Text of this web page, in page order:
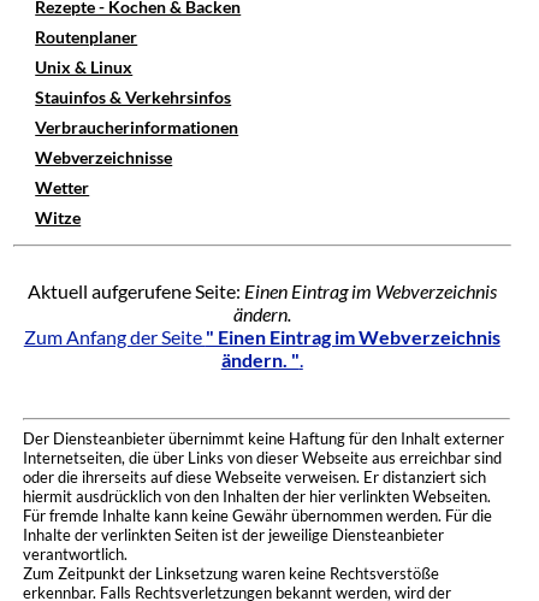
Rezepte - Kochen & Backen
Routenplaner
Unix & Linux
Stauinfos & Verkehrsinfos
Verbraucherinformationen
Webverzeichnisse
Wetter
Witze
Aktuell aufgerufene Seite: Einen Eintrag im Webverzeichnis
ändern.
Zum Anfang der Seite " Einen Eintrag im Webverzeichnis
ändern. ".
Der Diensteanbieter übernimmt keine Haftung für den Inhalt externer
Internetseiten, die über Links von dieser Webseite aus erreichbar sind
oder die ihrerseits auf diese Webseite verweisen. Er distanziert sich
hiermit ausdrücklich von den Inhalten der hier verlinkten Webseiten.
Für fremde Inhalte kann keine Gewähr übernommen werden. Für die
Inhalte der verlinkten Seiten ist der jeweilige Diensteanbieter
verantwortlich.
Zum Zeitpunkt der Linksetzung waren keine Rechtsverstöße
erkennbar. Falls Rechtsverletzungen bekannt werden, wird der